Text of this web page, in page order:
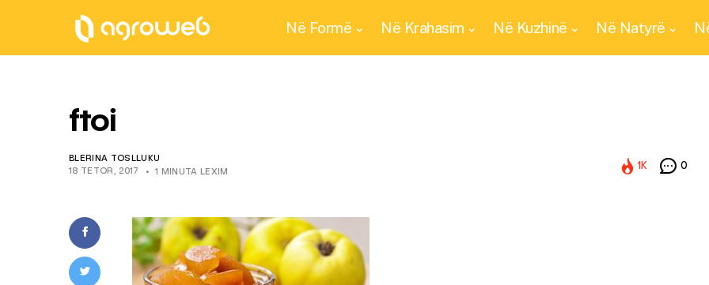
Në Formë Në Krahasim Në Kuzhinë Në Natyrë
ftoi
BLERINA TOSLLUKU
18 TETOR, 2017
1 MINUTA LEXIM
1K 0